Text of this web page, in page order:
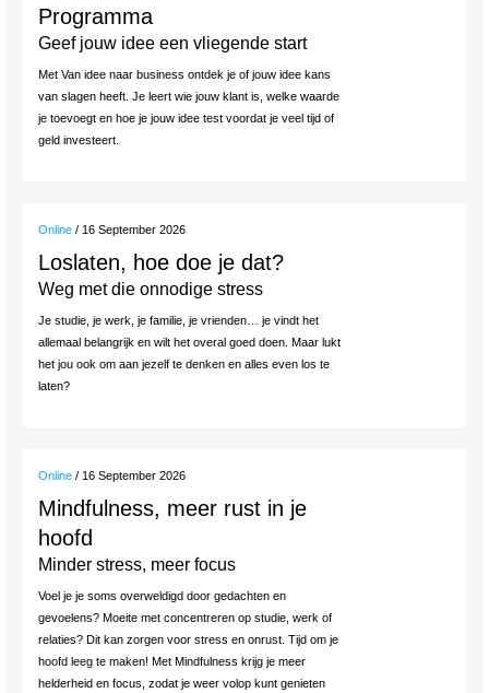
Programma
Geef jouw idee een vliegende start
Met Van idee naar business ontdek je of jouw idee kans
van slagen heeft. Je leert wie jouw klant is, welke waarde
je toevoegt en hoe je jouw idee test voordat je veel tijd of
geld investeert.
Online / 16 September 2026
Loslaten, hoe doe je dat?
Weg met die onnodige stress
Je studie, je werk, je familie, je vrienden… je vindt het
allemaal belangrijk en wilt het overal goed doen. Maar lukt
het jou ook om aan jezelf te denken en alles even los te
laten?
Online / 16 September 2026
Mindfulness, meer rust in je
hoofd
Minder stress, meer focus
Voel je je soms overweldigd door gedachten en
gevoelens? Moeite met concentreren op studie, werk of
relaties? Dit kan zorgen voor stress en onrust. Tijd om je
hoofd leeg te maken! Met Mindfulness krijg je meer
helderheid en focus, zodat je weer volop kunt genieten